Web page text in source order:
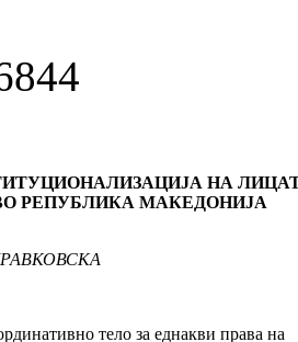
НА
РЕПУБЛИКА МАКЕДОНИЈА
тело за еднакви права на